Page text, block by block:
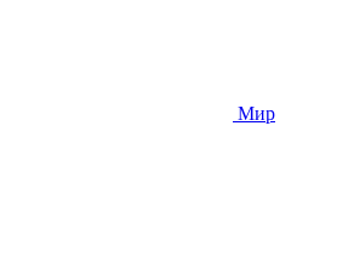
Мир